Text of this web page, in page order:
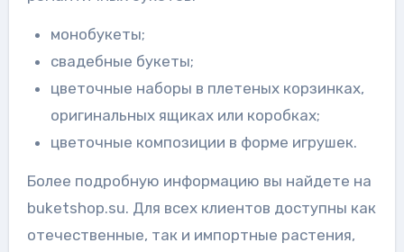
монобукеты;
свадебные букеты;
цветочные наборы в плетеных корзинках,
оригинальных ящиках или коробках;
цветочные композиции в форме игрушек.
Более подробную информацию вы найдете на
buketshop.su. Для всех клиентов доступны как
отечественные, так и импортные растения,